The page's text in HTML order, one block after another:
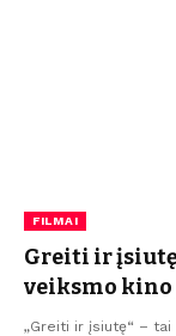
FILMAI
Greiti ir
veiksmo kino
„Greiti ir įsiutę“ –